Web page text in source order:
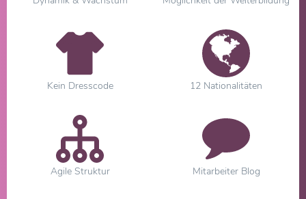
Kein Dresscode 12 Nationalitäten
Agile Struktur Mitarbeiter Blog